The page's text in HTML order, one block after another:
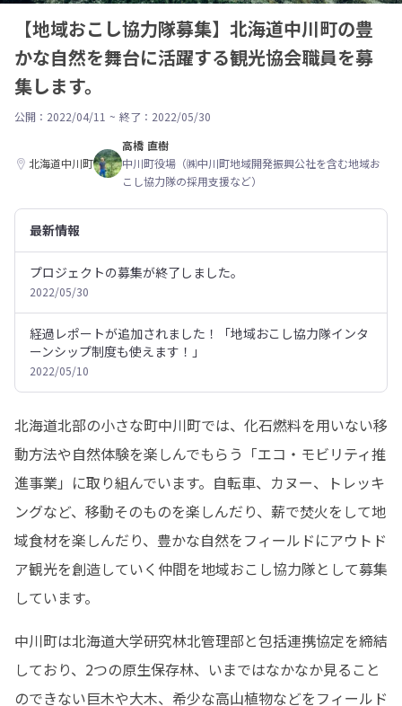
【地域おこし協力隊募集】北海道中川町の豊
かな自然を舞台に活躍する観光協会職員を募
集します。
公開：2022/04/11 ~ 終了：2022/05/30
北海道中川町
高橋 直樹
中川町役場（㈱中川町地域開発振興公社を含む地域お
こし協力隊の採用支援など）
最新情報
プロジェクトの募集が終了しました。
2022/05/30
経過レポートが追加されました！「地域おこし協力隊インタ
ーンシップ制度も使えます！」
2022/05/10
北海道北部の小さな町中川町では、化石燃料を用いない移
動方法や自然体験を楽しんでもらう「エコ・モビリティ推
進事業」に取り組んでいます。自転車、カヌー、トレッキ
ングなど、移動そのものを楽しんだり、薪で焚火をして地
域食材を楽しんだり、豊かな自然をフィールドにアウトド
ア観光を創造していく仲間を地域おこし協力隊として募集
しています。
中川町は北海道大学研究林北管理部と包括連携協定を締結
しており、2つの原生保存林、いまではなかなか見ること
のできない巨木や大木、希少な高山植物などをフィールド